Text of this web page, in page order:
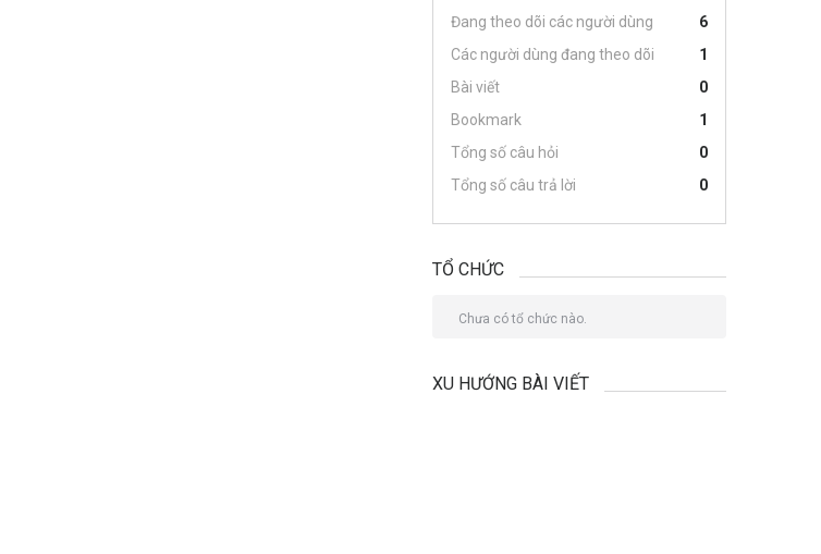
Đang theo dõi các người dùng
6
Các người dùng đang theo dõi
1
Bài viết
0
Bookmark
1
Tổng số câu hỏi
0
Tổng số câu trả lời
0
TỔ CHỨC
Chưa có tổ chức nào.
XU HƯỚNG BÀI VIẾT